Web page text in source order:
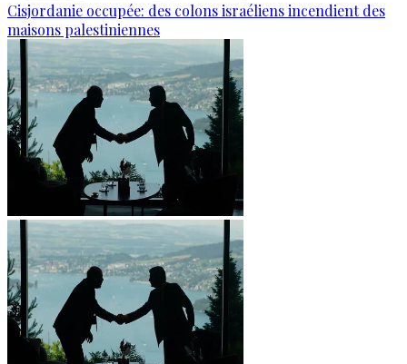
Cisjordanie occupée: des colons israéliens incendient des
maisons palestiniennes